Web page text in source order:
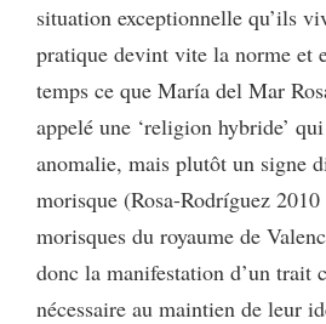
situation exceptionnelle qu’ils
pratique devint vite la norme et
temps ce que María del Mar
appelé une ‘religion hybride’
anomalie, mais plutôt un signe
morisque (Rosa-Rodríguez
morisques du royaume de
donc la manifestation d’un trait
nécessaire au maintien de leur